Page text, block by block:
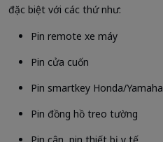
đặc biệt với các thứ như:
Pin remote xe máy
Pin cửa cuốn
Pin smartkey Honda/Yamaha
Pin đồng hồ treo tường
Pin cân, pin thiết bị y tế